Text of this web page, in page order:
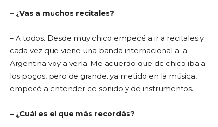
– ¿Vas a muchos recitales?
– A todos. Desde muy chico empecé a ir a recitales y
cada vez que viene una banda internacional a la
Argentina voy a verla. Me acuerdo que de chico iba a
los pogos, pero de grande, ya metido en la música,
empecé a entender de sonido y de instrumentos.
– ¿Cuál es el que más recordás?